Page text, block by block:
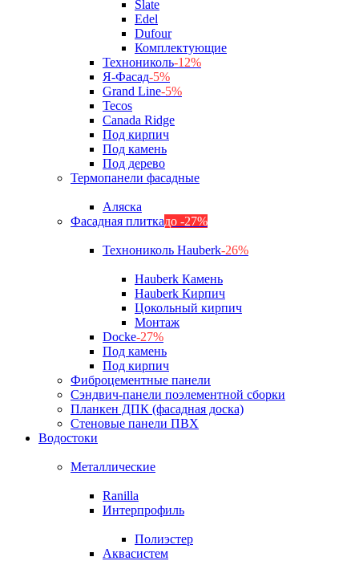
Slate
Edel
Dufour
Комплектующие
Технониколь-12%
Я-Фасад-5%
Grand Line-5%
Tecos
Canada Ridge
Под кирпич
Под камень
Под дерево
Термопанели фасадные
Аляска
Фасадная плиткадо -27%
Технониколь Hauberk-26%
Hauberk Камень
Hauberk Кирпич
Цокольный кирпич
Монтаж
Docke-27%
Под камень
Под кирпич
Фиброцементные панели
Сэндвич-панели поэлементной сборки
Планкен ДПК (фасадная доска)
Стеновые панели ПВХ
Водостоки
Металлические
Ranilla
Интерпрофиль
Полиэстер
Аквасистем